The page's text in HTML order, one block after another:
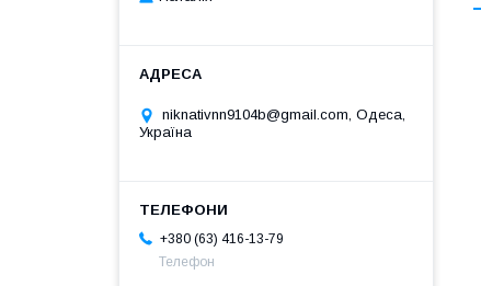
niknativnn9104b@gmail.com, Одеса,
Україна
+380 (63) 416-13-79
Телефон